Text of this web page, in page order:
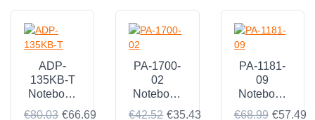
52B0
AN715-51-
ADP-
135KB-T
Notebook
Netzteil
€80.03 €66.69
PA-1700-
02
Notebook
Netzteil
€42.52 €35.43
PA-1181-
09
Notebook
Netzteil
€68.99 €57.49